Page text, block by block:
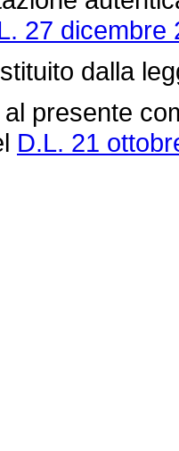
27 dicembre
dalla
presente
D.L. 21